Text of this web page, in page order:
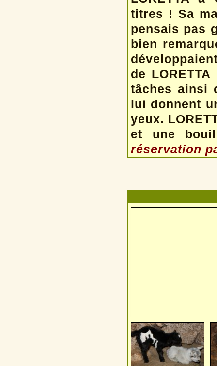
titres ! Sa
pensais pas
bien
de
tâches ainsi
lui donnent
yeux.
et une
réservation